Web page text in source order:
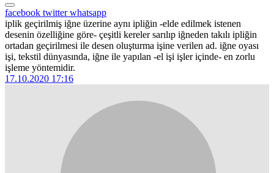
facebook twitterwhatsapp
iplik geçirilmiş iğne üzerine aynı ipliğin -elde edilmek istenen
desenin özelliğine göre- çeşitli kereler sarılıp iğneden takılı ipliğin
ortadan geçirilmesi ile desen oluşturma işine verilen ad. iğne oyası
işi, tekstil dünyasında, iğne ile yapılan -el işi işler içinde- en zorlu
işleme yöntemidir.
17.10.2020 17:16